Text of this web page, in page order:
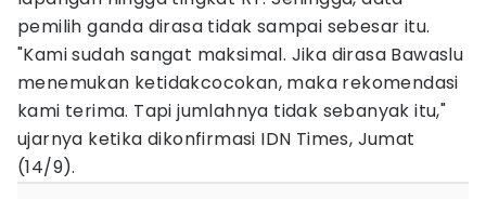
pemilih ganda dirasa tidak sampai sebesar itu.
"Kami sudah sangat maksimal. Jika dirasa Bawaslu
menemukan ketidakcocokan, maka rekomendasi
kami terima. Tapi jumlahnya tidak sebanyak itu,"
ujarnya ketika dikonfirmasi IDN Times, Jumat
(14/9).